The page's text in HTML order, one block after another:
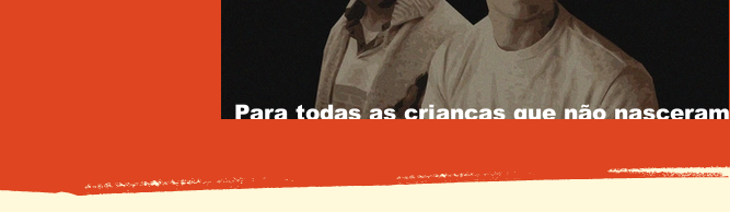
Para todas as crianças que não nasceram